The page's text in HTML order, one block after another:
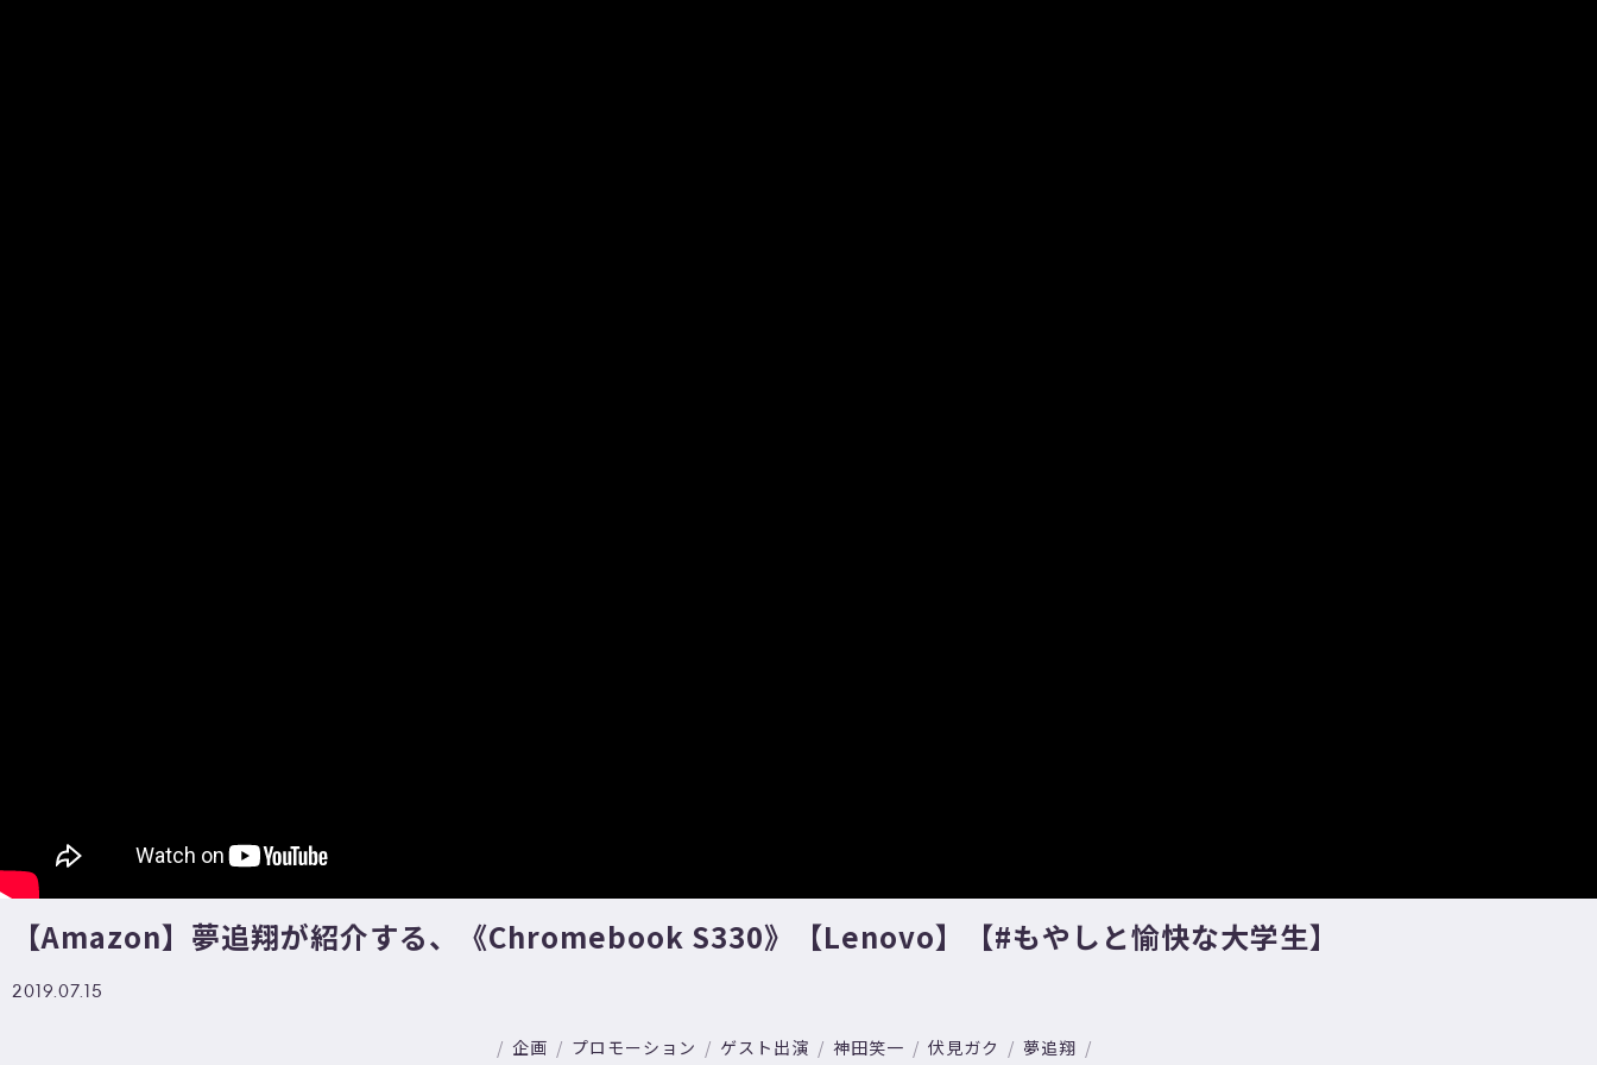
【Amazon】夢追翔が紹介する、《Chromebook S330》【Lenovo】【#もやしと愉快な大学生】
2019.07.15
企画 プロモーション ゲスト出演 神田笑一 伏見ガク 夢追翔